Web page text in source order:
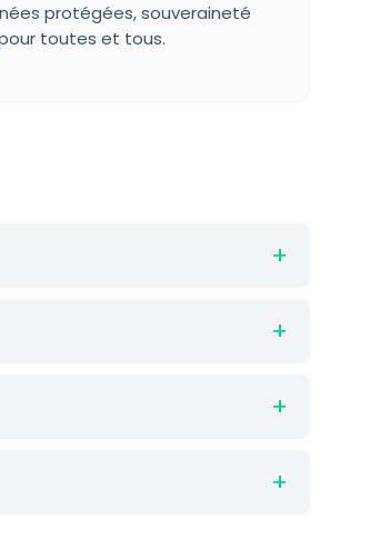
protégées, souveraineté
toutes et tous.